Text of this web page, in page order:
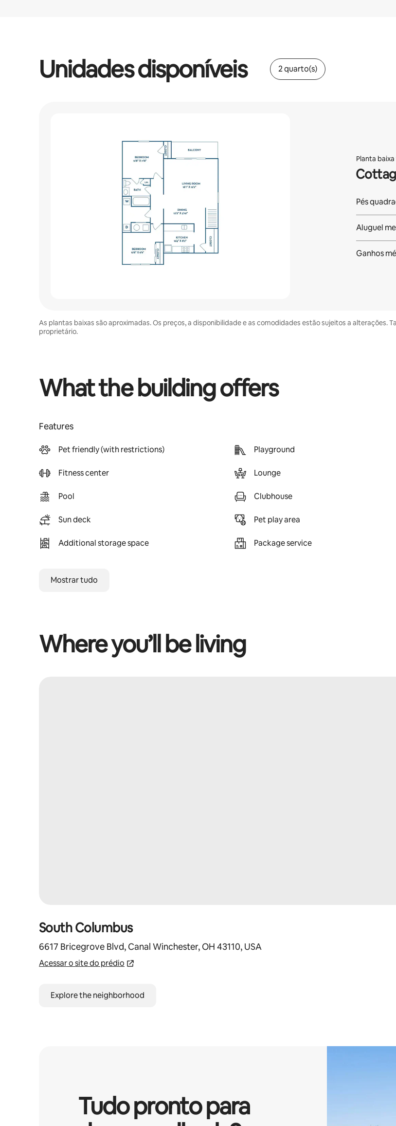
Unidades disponíveis 2 quarto(s)
Planta baixa
Pés
Aluguel
Ganhos
As plantas baixas são aproximadas. Os preços, a disponibilidade e as comodidades estão sujeitos a alterações.
proprietário.
What the building offers
Features
Pet friendly (with restrictions)
Fitness center
Pool
Sun deck
Additional storage space
Playground
Lounge
Clubhouse
Pet play area
Package service
Mostrar tudo
Where you’ll be living
South Columbus
6617 Bricegrove Blvd, Canal Winchester, OH 43110, USA
Acessar o site do prédio
Explore the neighborhood
Tudo pronto para